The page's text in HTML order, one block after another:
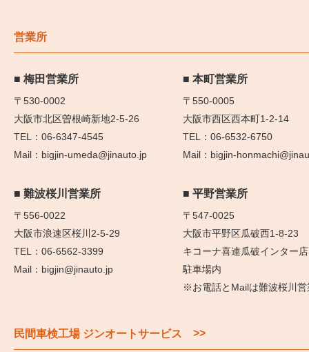
営業所
梅田営業所
〒530-0002
大阪市北区曽根崎新地2-5-26
06-6347-4545
bigjin-umeda@jinauto.jp
本町営業所
〒550-0005
大阪市西区西本町1-2-14
06-6532-6750
bigjin-
難波桜川営業所
〒556-0022
大阪市浪速区桜川2-5-29
06-6562-3399
bigjin@jinauto.jp
平野営業所
〒547-0025
大阪市平野区瓜破西1-8-23
キコーナ喜連瓜破インター店
駐車場内
※お電話とMailは難波桜川営
民間車検工場 ジンオートサービス >>